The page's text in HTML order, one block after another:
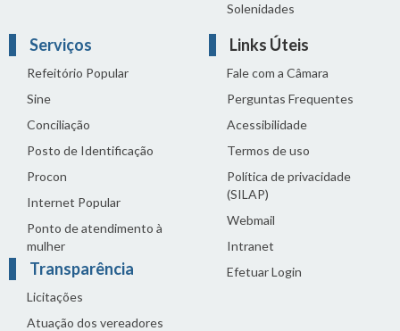
Solenidades
Serviços
Refeitório Popular
Sine
Conciliação
Posto de Identificação
Procon
Internet Popular
Ponto de atendimento à
mulher
Transparência
Licitações
Atuação dos vereadores
Links Úteis
Fale com a Câmara
Perguntas Frequentes
Acessibilidade
Termos de uso
Política de privacidade
(SILAP)
Webmail
Intranet
Efetuar Login